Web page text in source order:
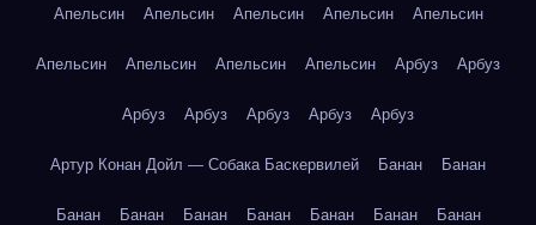
Апельсин Апельсин Апельсин Апельсин Апельсин
Апельсин Апельсин Апельсин Апельсин Арбуз Арбуз
Арбуз Арбуз Арбуз Арбуз Арбуз
Артур Конан Дойл — Собака Баскервилей Банан Банан
Банан Банан Банан Банан Банан Банан Банан